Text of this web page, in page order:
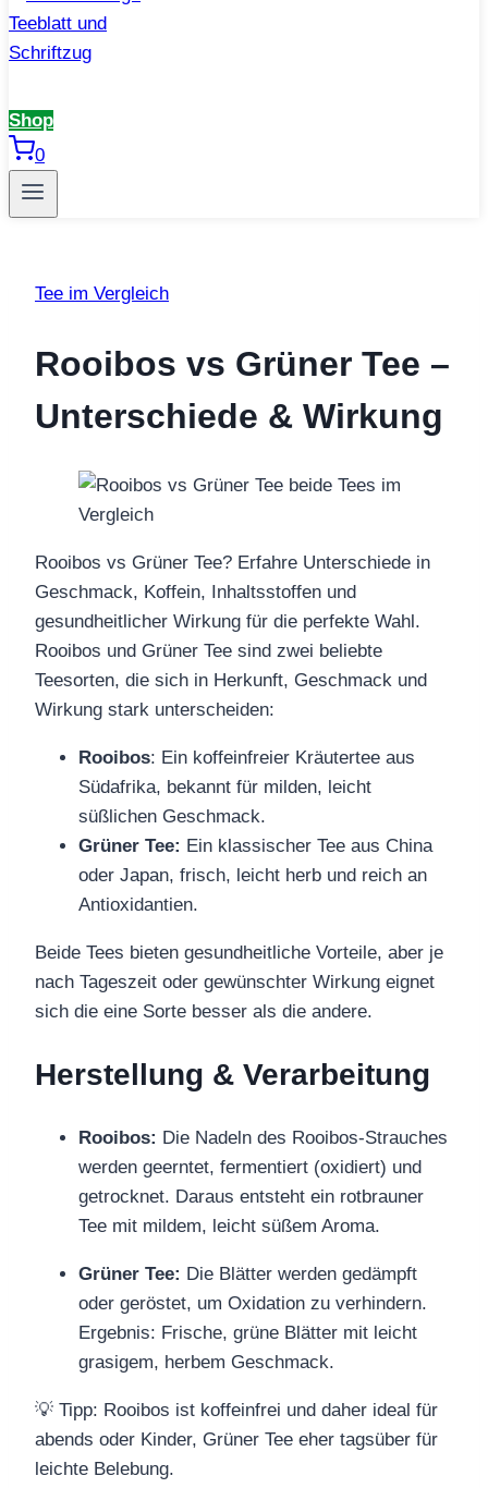
Shop
0
Tee im Vergleich
Rooibos vs Grüner Tee –
Unterschiede & Wirkung
Rooibos vs Grüner Tee? Erfahre Unterschiede in
Geschmack, Koffein, Inhaltsstoffen und
gesundheitlicher Wirkung für die perfekte Wahl.
Rooibos und Grüner Tee sind zwei beliebte
Teesorten, die sich in Herkunft, Geschmack und
Wirkung stark unterscheiden:
Rooibos: Ein koffeinfreier Kräutertee aus
Südafrika, bekannt für milden, leicht
süßlichen Geschmack.
Grüner Tee: Ein klassischer Tee aus China
oder Japan, frisch, leicht herb und reich an
Antioxidantien.
Beide Tees bieten gesundheitliche Vorteile, aber je
nach Tageszeit oder gewünschter Wirkung eignet
sich die eine Sorte besser als die andere.
Herstellung & Verarbeitung
Rooibos: Die Nadeln des Rooibos-Strauches
werden geerntet, fermentiert (oxidiert) und
getrocknet. Daraus entsteht ein rotbrauner
Tee mit mildem, leicht süßem Aroma.
Grüner Tee: Die Blätter werden gedämpft
oder geröstet, um Oxidation zu verhindern.
Ergebnis: Frische, grüne Blätter mit leicht
grasigem, herbem Geschmack.
💡 Tipp: Rooibos ist koffeinfrei und daher ideal für
abends oder Kinder, Grüner Tee eher tagsüber für
leichte Belebung.